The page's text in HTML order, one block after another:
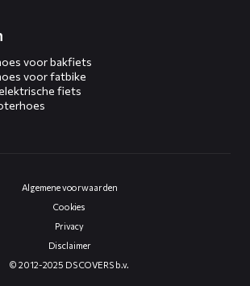
voor bakfiets
voor fatbike
fiets
Algemene voorwaarden
Cookies
Privacy
Disclaimer
© 2012-2025 DS COVERS b.v.